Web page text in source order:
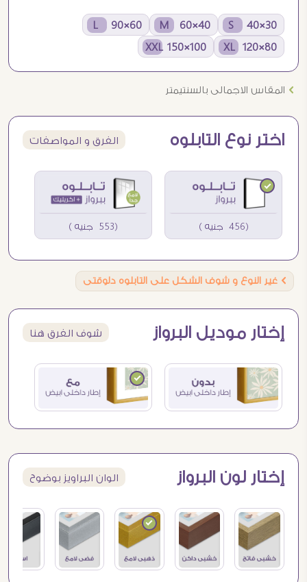
30×40 S
40×60 M
60×90 L
80×120 XL
100×150 XXL
Ö المقاس الاجمالى بالسنتيمتر
اختر نوع التابلوه الفرق و المواصفات
(456 جنيه ) (553 جنيه )
Ö غير النوع و شوف الشكل على التابلوه دلوقتى
إختار موديل البرواز شوف الفرق هنا
إختار لون البرواز الوان البراويز بوضوح